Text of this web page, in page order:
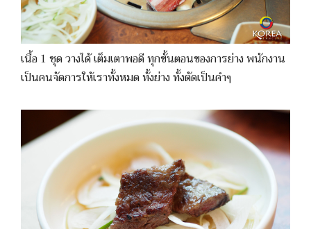
เนื้อ 1 ชุด วางได้ เต็มเตาพอดี ทุกขั้นตอนของการย่าง พนักงาน
เป็นคนจัดการให้เราทั้งหมด ทั้งย่าง ทั้งตัดเป็นคำๆ